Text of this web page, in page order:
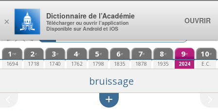
Aller au contenu
1 re
1694
2e
1718
3e
1740
4e
1762
5e
1798
6e
1835
7e
1878
8e
1935
9e
2024
10e
E.C.
bruissage
×
Dictionnaire de l’Académie
Télécharger ou ouvrir l’application
Disponible sur Android et iOS
OUVRIR